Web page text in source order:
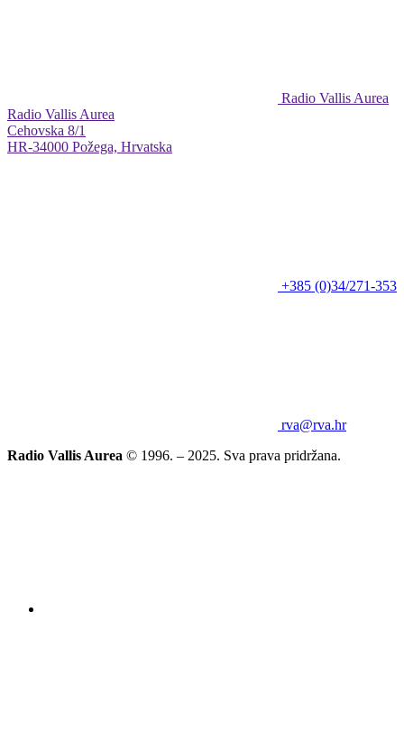
Radio Vallis Aurea
Radio Vallis Aurea
Cehovska 8/1
HR-34000 Požega, Hrvatska
+385 (0)34/271-353
rva@rva.hr
Radio Vallis Aurea © 1996. – 2025. Sva prava pridržana.